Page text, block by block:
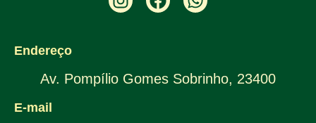
Endereço
Av. Pompílio Gomes Sobrinho, 23400
E-mail